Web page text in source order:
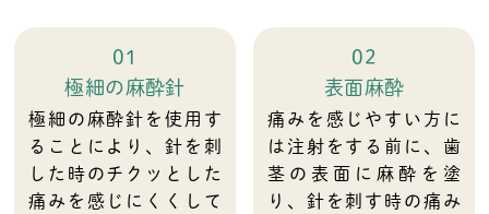
01
極細の麻酔針
極細の麻酔針を使用す
ることにより、針を刺
した時のチクッとした
痛みを感じにくくして
02
表面麻酔
痛みを感じやすい方に
は注射をする前に、歯
茎の表面に麻酔を塗
り、針を刺す時の痛み